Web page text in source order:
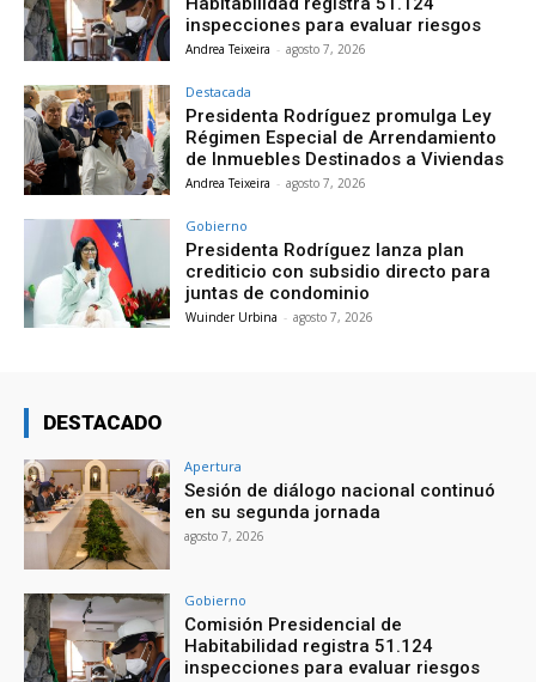
inspecciones para evaluar riesgos
Andrea Teixeira - agosto 7, 2026
Destacada
Presidenta Rodríguez promulga Ley
Régimen Especial de Arrendamiento
de Inmuebles Destinados a Viviendas
Andrea Teixeira - agosto 7, 2026
Gobierno
Presidenta Rodríguez lanza plan
crediticio con subsidio directo para
juntas de condominio
Wuinder Urbina - agosto 7, 2026
DESTACADO
Apertura
Sesión de diálogo nacional continuó
en su segunda jornada
agosto 7, 2026
Gobierno
Comisión Presidencial de
Habitabilidad registra 51.124
inspecciones para evaluar riesgos